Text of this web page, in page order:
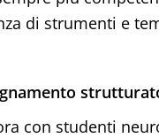
di strumenti e
con studenti